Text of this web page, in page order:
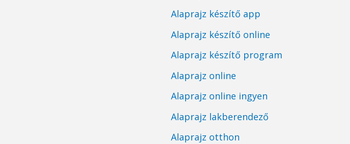
Alaprajz készítő app
Alaprajz készítő online
Alaprajz készítő program
Alaprajz online
Alaprajz online ingyen
Alaprajz lakberendező
Alaprajz otthon